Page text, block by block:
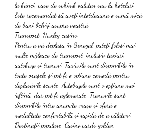
la bănci, case de schimb valutar sau la hoteluri.
Este recomandat să aveți întotdeauna o sumă mică
de bani lichizi asupra voastră.
Transport. Huxley casino.
Pentru a vă deplasa în Senegal, puteți folosi mai
multe mijloace de transport, inclusiv taxiuri,
autobuze și trenuri. Taxiurile sunt disponibile în
toate orașele și pot fi o opțiune comodă pentru
deplasările scurte. Autobuzele sunt o opțiune mai
ieftină, dar pot fi aglomerate. Trenurile sunt
disponibile între anumite orașe și oferă o
modalitate confortabilă și rapidă de a călători.
Destinații populare. Casino cards golden.